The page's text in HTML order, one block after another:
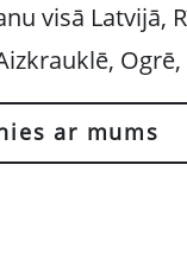
visā Latvijā,
ar mums